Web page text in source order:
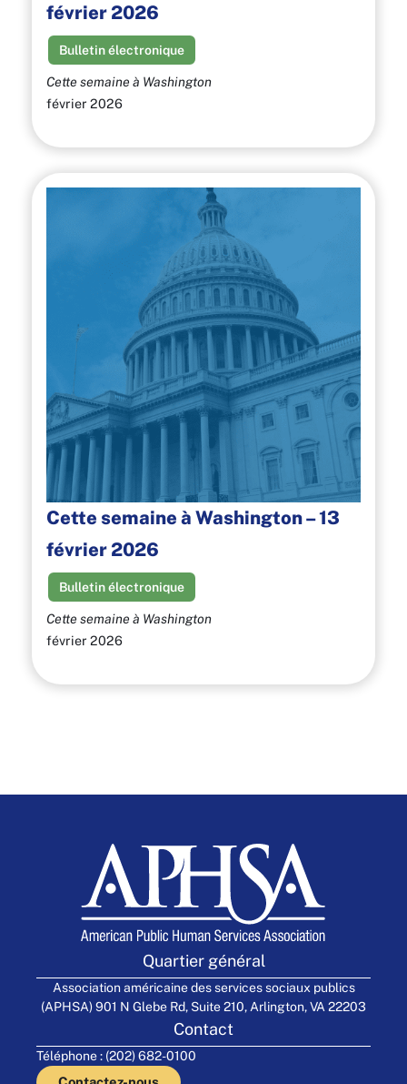
février 2026
Bulletin électronique
Cette semaine à Washington
février 2026
Cette semaine à Washington – 13
février 2026
Bulletin électronique
Cette semaine à Washington
février 2026
Quartier général
Association américaine des services sociaux publics
(APHSA) 901 N Glebe Rd, Suite 210, Arlington, VA 22203
Contact
Téléphone : (202) 682-0100